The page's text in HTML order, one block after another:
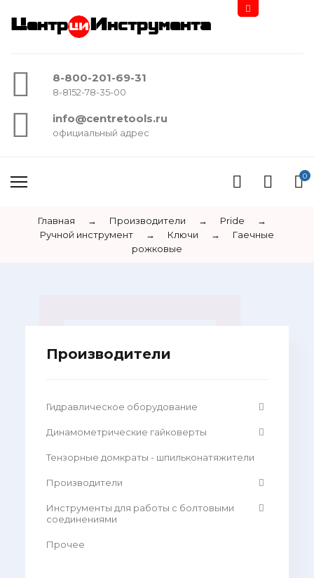
Центр Инструмента
8-800-201-69-31
8-8152-78-35-00
info@centretools.ru
официальный адрес
0
Главная → Производители → Pride
→
Ручной инструмент
→ Ключи →
Гаечные
рожковые
Производители
Гидравлическое оборудование
Динамометрические гайковерты
Тензорные домкраты - шпильконатяжители
Производители
Инструменты для работы с болтовыми
соединениями
Прочее